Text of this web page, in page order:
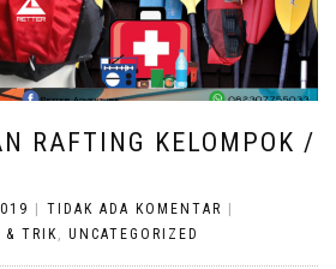
RAFTING KELOMPOK /
| TIDAK ADA KOMENTAR |
& TRIK UNCATEGORIZED